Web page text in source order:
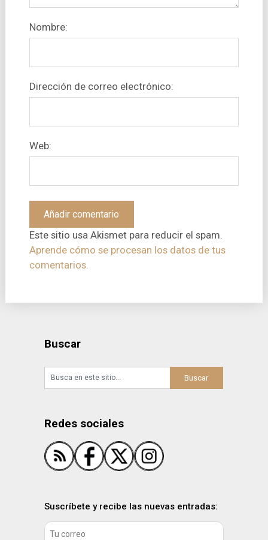
Nombre:
Dirección de correo electrónico:
Web:
Este sitio usa Akismet para reducir el spam.
Aprende cómo se procesan los datos de tus
comentarios.
Buscar
Redes sociales
Suscríbete y recibe las nuevas entradas: